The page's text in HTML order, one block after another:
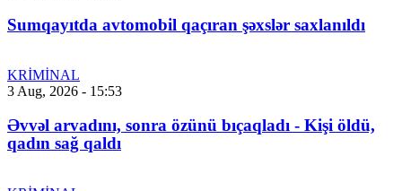
Sumqayıtda avtomobil qaçıran şəxslər saxlanıldı
KRİMİNAL
3 Aug, 2026 - 15:53
Əvvəl arvadını, sonra özünü bıçaqladı - Kişi öldü,
qadın sağ qaldı